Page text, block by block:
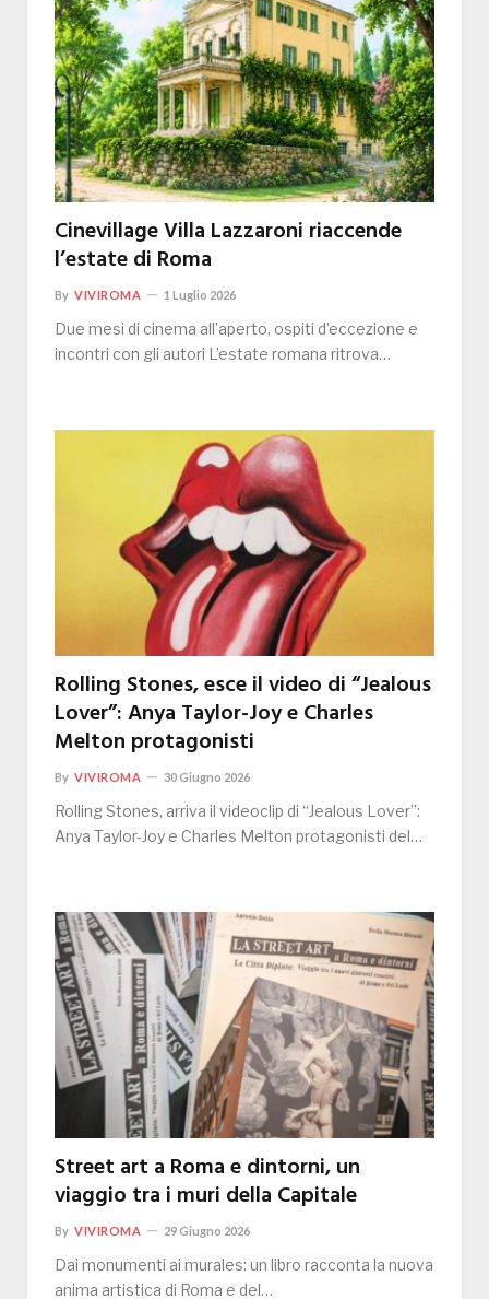
Cinevillage Villa Lazzaroni riaccende
l’estate di Roma
By VIVIROMA 1 Luglio 2026
Due mesi di cinema all’aperto, ospiti d’eccezione e
incontri con gli autori L’estate romana ritrova…
Rolling Stones, esce il video di “Jealous
Lover”: Anya Taylor-Joy e Charles
Melton protagonisti
By VIVIROMA 30 Giugno 2026
Rolling Stones, arriva il videoclip di “Jealous Lover”:
Anya Taylor-Joy e Charles Melton protagonisti del…
Street art a Roma e dintorni, un
viaggio tra i muri della Capitale
By VIVIROMA 29 Giugno 2026
Dai monumenti ai murales: un libro racconta la nuova
anima artistica di Roma e del…